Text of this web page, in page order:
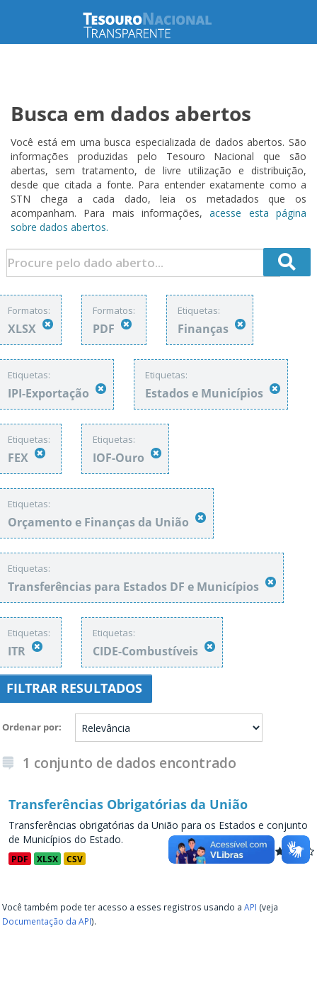
Busca em dados abertos
Você está em uma busca especializada de dados abertos. São
informações produzidas pelo Tesouro Nacional que são
abertas, sem tratamento, de livre utilização e distribuição,
desde que citada a fonte. Para entender exatamente como a
STN chega a cada dado, leia os metadados que os
acompanham. Para mais informações,acesse esta página
sobre dados abertos.
Formatos:
XLSX
Formatos:
PDF
Etiquetas:
Finanças
Etiquetas:
IPI-Exportação
Etiquetas:
Estados e Municípios
Etiquetas:
FEX
Etiquetas:
IOF-Ouro
Etiquetas:
Orçamento e Finanças da União
Etiquetas:
Transferências para Estados DF e Municípios
Etiquetas:
ITR
Etiquetas:
CIDE-Combustíveis
FILTRAR RESULTADOS
Ordenar por
1 conjunto de dados encontrado
Transferências Obrigatórias da União
Transferências obrigatórias da União para os Estados e conjunto
de Municípios do Estado.
PDF XLSX CSV
Você também pode ter acesso a esses registros usando a API (veja
Documentação da API).